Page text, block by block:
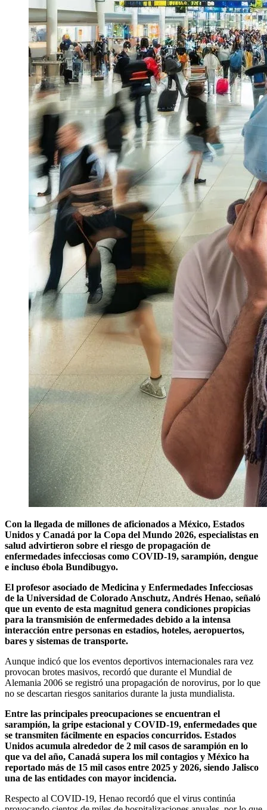
Con la llegada de millones de aficionados a México, Estados
Unidos y Canadá por la Copa del Mundo 2026, especialistas en
salud advirtieron sobre el riesgo de propagación de
enfermedades infecciosas como COVID-19, sarampión, dengue
e incluso ébola Bundibugyo.
El profesor asociado de Medicina y Enfermedades Infecciosas
de la Universidad de Colorado Anschutz, Andrés Henao, señaló
que un evento de esta magnitud genera condiciones propicias
para la transmisión de enfermedades debido a la intensa
interacción entre personas en estadios, hoteles, aeropuertos,
bares y sistemas de transporte.
Aunque indicó que los eventos deportivos internacionales rara vez
provocan brotes masivos, recordó que durante el Mundial de
Alemania 2006 se registró una propagación de norovirus, por lo que
no se descartan riesgos sanitarios durante la justa mundialista.
Entre las principales preocupaciones se encuentran el
sarampión, la gripe estacional y COVID-19, enfermedades que
se transmiten fácilmente en espacios concurridos. Estados
Unidos acumula alrededor de 2 mil casos de sarampión en lo
que va del año, Canadá supera los mil contagios y México ha
reportado más de 15 mil casos entre 2025 y 2026, siendo Jalisco
una de las entidades con mayor incidencia.
Respecto al COVID-19, Henao recordó que el virus continúa